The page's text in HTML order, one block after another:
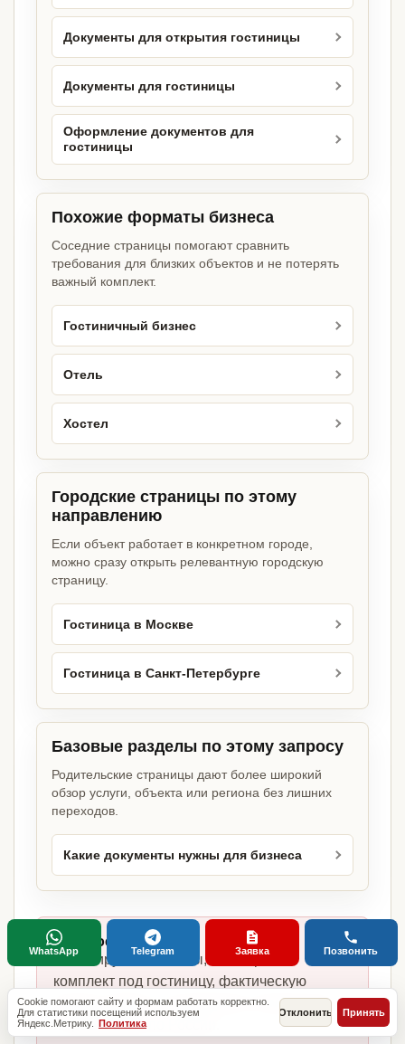
Документы для открытия гостиницы
Документы для гостиницы
Оформление документов для
гостиницы
Похожие форматы бизнеса
Соседние страницы помогают сравнить
требования для близких объектов и не потерять
важный комплект.
Гостиничный бизнес
Отель
Хостел
Городские страницы по этому
направлению
Если объект работает в конкретном городе,
можно сразу открыть релевантную городскую
страницу.
Гостиница в Москве
Гостиница в Санкт-Петербурге
Базовые разделы по этому запросу
Родительские страницы дают более широкий
обзор услуги, объекта или региона без лишних
переходов.
Какие документы нужны для бизнеса
Главное отличие:
не копируем шаблоны, а собираем
комплект под гостиницу, фактическую
модель работы, сотрудников, помещение
и требования по России.
Cookie помогают сайту и формам работать корректно.
Для статистики посещений используем
Яндекс.Метрику. Политика
Отклонить Принять
WhatsApp Telegram Заявка Позвонить